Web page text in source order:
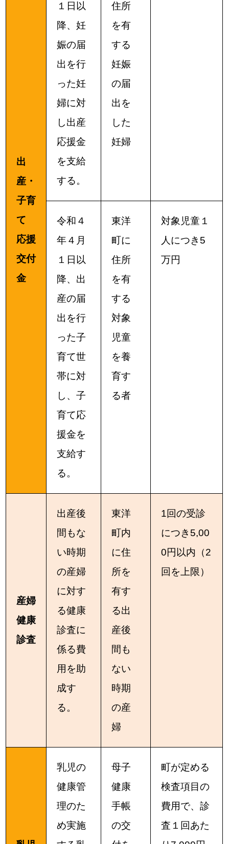
出
産・
子育
て
応援
交付
金
１日以
降、妊
娠の届
出を行
った妊
婦に対
し出産
応援金
を支給
する。
住所
を有
する
妊娠
の届
出を
した
妊婦
令和４
年４月
１日以
降、出
産の届
出を行
った子
育て世
帯に対
し、子
育て応
援金を
支給す
る。
東洋
町に
住所
を有
する
対象
児童
を養
育す
る者
対象児童１
人につき5
万円
産婦
健康
診査
出産後
間もな
い時期
の産婦
に対す
る健康
診査に
係る費
用を助
成す
る。
東洋
町内
に住
所を
有す
る出
産後
間も
ない
時期
の産
婦
1回の受診
につき5,00
0円以内（2
回を上限）
乳児の
健康管
理のた
め実施
母子
健康
手帳
の交
町が定める
検査項目の
費用で、診
査１回あた